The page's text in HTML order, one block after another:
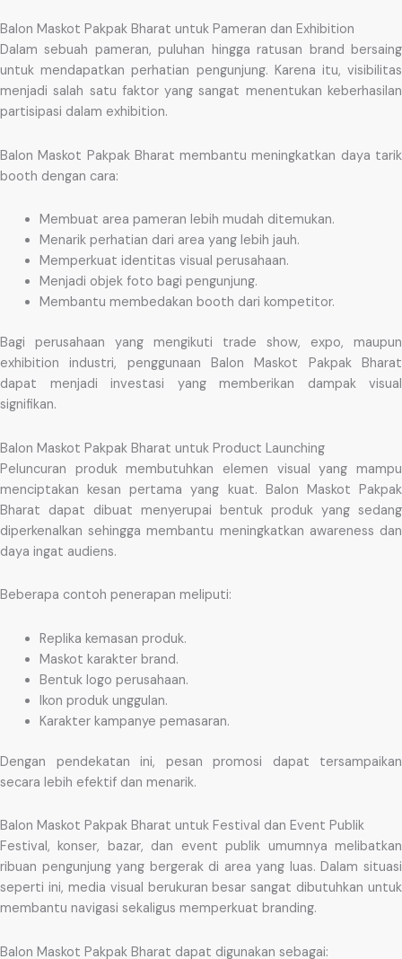
Balon Maskot Pakpak Bharat untuk Pameran dan Exhibition
Dalam sebuah pameran, puluhan hingga ratusan brand bersaing
untuk mendapatkan perhatian pengunjung. Karena itu, visibilitas
menjadi salah satu faktor yang sangat menentukan keberhasilan
partisipasi dalam exhibition.
Balon Maskot Pakpak Bharat membantu meningkatkan daya tarik
booth dengan cara:
Membuat area pameran lebih mudah ditemukan.
Menarik perhatian dari area yang lebih jauh.
Memperkuat identitas visual perusahaan.
Menjadi objek foto bagi pengunjung.
Membantu membedakan booth dari kompetitor.
Bagi perusahaan yang mengikuti trade show, expo, maupun
exhibition industri, penggunaan Balon Maskot Pakpak Bharat
dapat menjadi investasi yang memberikan dampak visual
signifikan.
Balon Maskot Pakpak Bharat untuk Product Launching
Peluncuran produk membutuhkan elemen visual yang mampu
menciptakan kesan pertama yang kuat. Balon Maskot Pakpak
Bharat dapat dibuat menyerupai bentuk produk yang sedang
diperkenalkan sehingga membantu meningkatkan awareness dan
daya ingat audiens.
Beberapa contoh penerapan meliputi:
Replika kemasan produk.
Maskot karakter brand.
Bentuk logo perusahaan.
Ikon produk unggulan.
Karakter kampanye pemasaran.
Dengan pendekatan ini, pesan promosi dapat tersampaikan
secara lebih efektif dan menarik.
Balon Maskot Pakpak Bharat untuk Festival dan Event Publik
Festival, konser, bazar, dan event publik umumnya melibatkan
ribuan pengunjung yang bergerak di area yang luas. Dalam situasi
seperti ini, media visual berukuran besar sangat dibutuhkan untuk
membantu navigasi sekaligus memperkuat branding.
Balon Maskot Pakpak Bharat dapat digunakan sebagai: